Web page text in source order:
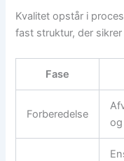
Kvalitet opstår i
fast struktur, der
Fase
Forberedelse
og